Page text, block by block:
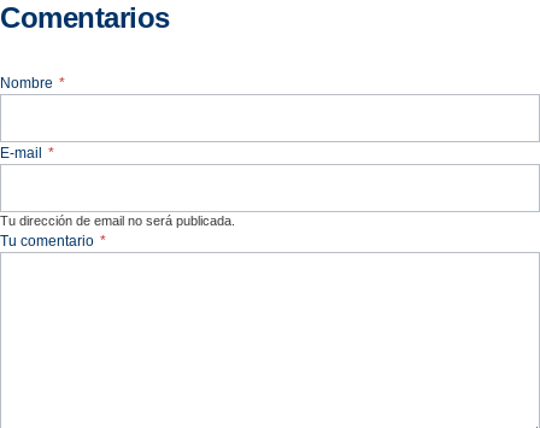
Comentarios
Nombre *
E-mail *
Tu dirección de email no será publicada.
Tu comentario *